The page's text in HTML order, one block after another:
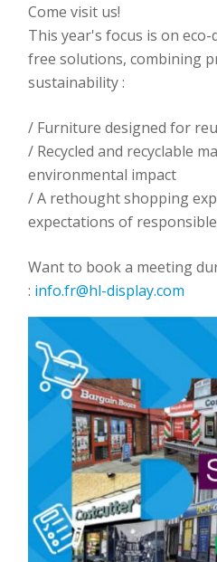
Come visit us!
This year's focus is on
free solutions, combining
sustainability :
/ Furniture designed for
/ Recycled and recyclable
environmental impact
/ A rethought shopping
expectations of
Want to book a meeting
: info.fr@hl-display.com